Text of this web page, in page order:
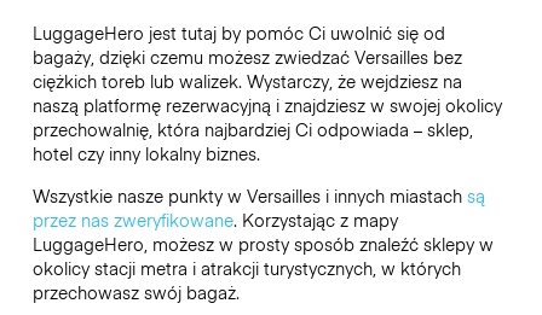
LuggageHero jest tutaj by pomóc Ci uwolnić się od
bagaży, dzięki czemu możesz zwiedzać Versailles bez
ciężkich toreb lub walizek. Wystarczy, że wejdziesz na
naszą platformę rezerwacyjną i znajdziesz w swojej okolicy
przechowalnię, która najbardziej Ci odpowiada – sklep,
hotel czy inny lokalny biznes.
Wszystkie nasze punkty w Versailles i innych miastach są
przez nas zweryfikowane. Korzystając z mapy
LuggageHero, możesz w prosty sposób znaleźć sklepy w
okolicy stacji metra i atrakcji turystycznych, w których
przechowasz swój bagaż.